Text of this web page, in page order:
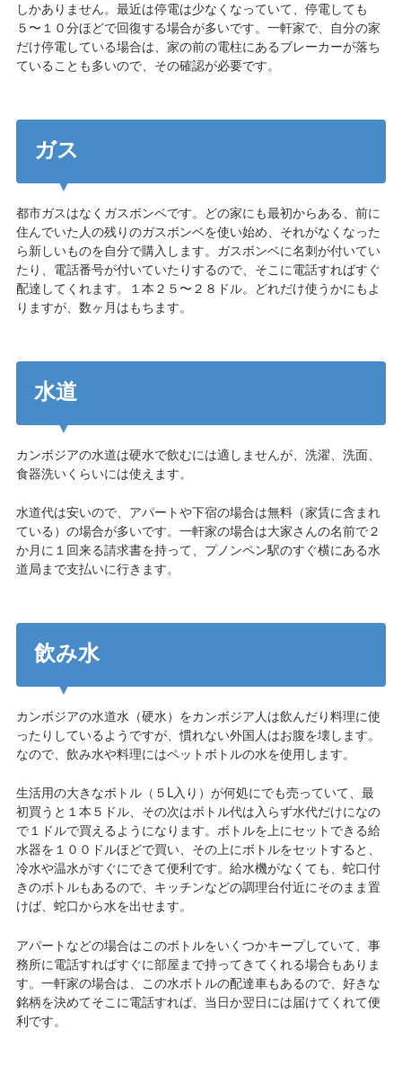
しかありません。最近は停電は少なくなっていて、停電しても
５〜１０分ほどで回復する場合が多いです。一軒家で、自分の家
だけ停電している場合は、家の前の電柱にあるブレーカーが落ち
ていることも多いので、その確認が必要です。
ガス
都市ガスはなくガスボンベです。どの家にも最初からある、前に
住んでいた人の残りのガスボンベを使い始め、それがなくなった
ら新しいものを自分で購入します。ガスボンベに名刺が付いてい
たり、電話番号が付いていたりするので、そこに電話すればすぐ
配達してくれます。１本２５〜２８ドル。どれだけ使うかにもよ
りますが、数ヶ月はもちます。
水道
カンボジアの水道は硬水で飲むには適しませんが、洗濯、洗面、
食器洗いくらいには使えます。
水道代は安いので、アパートや下宿の場合は無料（家賃に含まれ
ている）の場合が多いです。一軒家の場合は大家さんの名前で２
か月に１回来る請求書を持って、プノンペン駅のすぐ横にある水
道局まで支払いに行きます。
飲み水
カンボジアの水道水（硬水）をカンボジア人は飲んだり料理に使
ったりしているようですが、慣れない外国人はお腹を壊します。
なので、飲み水や料理にはペットボトルの水を使用します。
生活用の大きなボトル（５L入り）が何処にでも売っていて、最
初買うと１本５ドル、その次はボトル代は入らず水代だけになの
で１ドルで買えるようになります。ボトルを上にセットできる給
水器を１００ドルほどで買い、その上にボトルをセットすると、
冷水や温水がすぐにできて便利です。給水機がなくても、蛇口付
きのボトルもあるので、キッチンなどの調理台付近にそのまま置
けば、蛇口から水を出せます。
アパートなどの場合はこのボトルをいくつかキープしていて、事
務所に電話すればすぐに部屋まで持ってきてくれる場合もありま
す。一軒家の場合は、この水ボトルの配達車もあるので、好きな
銘柄を決めてそこに電話すれば、当日か翌日には届けてくれて便
利です。